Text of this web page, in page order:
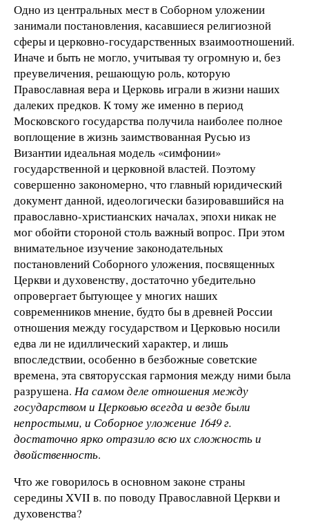
Одно из центральных мест в Соборном уложении
занимали постановления, касавшиеся религиозной
сферы и церковно-государственных взаимоотношений.
Иначе и быть не могло, учитывая ту огромную и, без
преувеличения, решающую роль, которую
Православная вера и Церковь играли в жизни наших
далеких предков. К тому же именно в период
Московского государства получила наиболее полное
воплощение в жизнь заимствованная Русью из
Византии идеальная модель «симфонии»
государственной и церковной властей. Поэтому
совершенно закономерно, что главный юридический
документ данной, идеологически базировавшийся на
православно-христианских началах, эпохи никак не
мог обойти стороной столь важный вопрос. При этом
внимательное изучение законодательных
постановлений Соборного уложения, посвященных
Церкви и духовенству, достаточно убедительно
опровергает бытующее у многих наших
современников мнение, будто бы в древней России
отношения между государством и Церковью носили
едва ли не идиллический характер, и лишь
впоследствии, особенно в безбожные советские
времена, эта святорусская гармония между ними была
разрушена. На самом деле отношения между
государством и Церковью всегда и везде были
непростыми, и Соборное уложение 1649 г.
достаточно ярко отразило всю их сложность и
двойственность.
Что же говорилось в основном законе страны
середины XVII в. по поводу Православной Церкви и
духовенства?